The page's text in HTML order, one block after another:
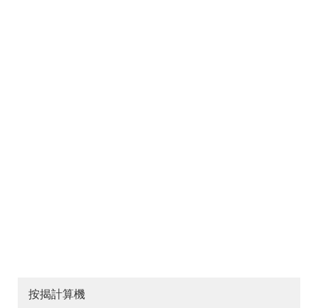
按揭計算機